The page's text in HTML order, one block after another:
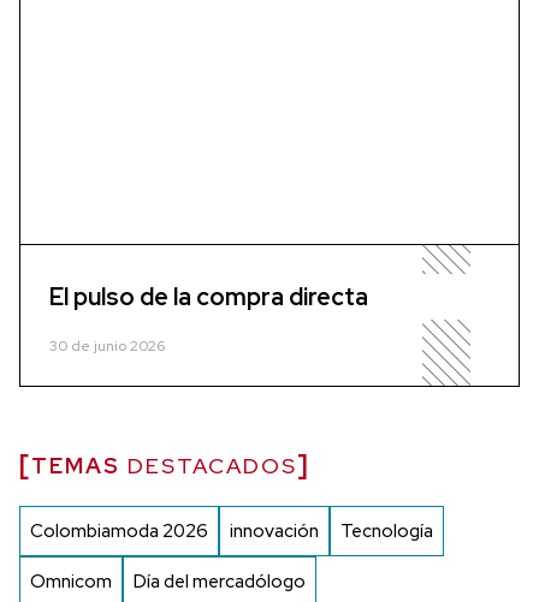
El pulso de la compra directa
30 de junio 2026
TEMAS DESTACADOS
Colombiamoda 2026 innovación Tecnología
Omnicom Día del mercadólogo